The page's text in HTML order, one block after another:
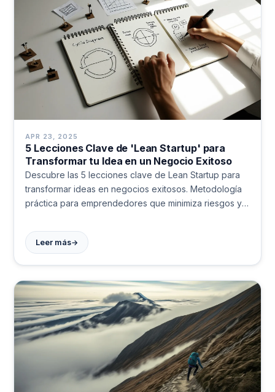
APR 23, 2025
5 Lecciones Clave de 'Lean Startup' para
Transformar tu Idea en un Negocio Exitoso
Descubre las 5 lecciones clave de Lean Startup para
transformar ideas en negocios exitosos. Metodología
práctica para emprendedores que minimiza riesgos y
Leer más→